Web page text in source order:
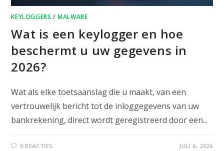
KEYLOGGERS /MALWARE
Wat is een keylogger en hoe
beschermt u uw gegevens in
2026?
Wat als elke toetsaanslag die u maakt, van een
vertrouwelijk bericht tot de inloggegevens van uw
bankrekening, direct wordt geregistreerd door een...
0 REACTIES JULI 6, 2026